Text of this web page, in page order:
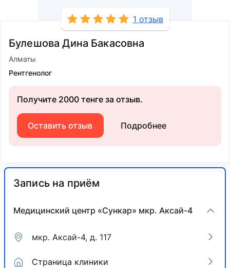
1 отзыв
Булешова Дина Бакасовна
Алматы
Рентгенолог
Получите 2000 тенге за отзыв.
Оставить отзыв Подробнее
Запись на приём
Медицинский центр «Сункар» мкр. Аксай-4
мкр. Аксай-4, д. 117
Страница клиники